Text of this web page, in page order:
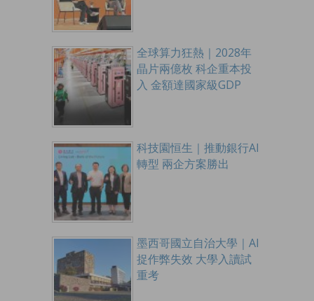
全球算力狂熱｜2028年
晶片兩億枚 科企重本投
入 金額達國家級GDP
科技園恒生｜推動銀行AI
轉型 兩企方案勝出
墨西哥國立自治大學｜AI
捉作弊失效 大學入讀試
重考